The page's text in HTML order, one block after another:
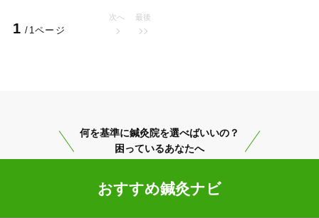
学びの大切さ厳しさ肌で感じ技術・知識量を実際に見て感じることができ
1 /1ページ
次へ 最後
何を基準に鍼灸院を選べばいいの？
困っているあなたへ
おすすめ鍼灸ナビ